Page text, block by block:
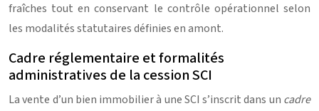
fraîches tout en conservant le contrôle opérationnel selon
les modalités statutaires définies en amont.
Cadre réglementaire et formalités
administratives de la cession SCI
La vente d’un bien immobilier à une SCI s’inscrit dans un cadre